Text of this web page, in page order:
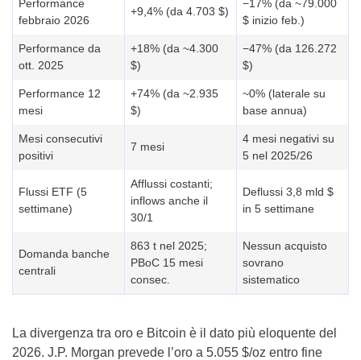
Performance
febbraio 2026
+9,4% (da 4.703 $)
−17% (da ~79.000
$ inizio feb.)
Performance da
ott. 2025
+18% (da ~4.300
$)
−47% (da 126.272
$)
Performance 12
mesi
+74% (da ~2.935
$)
~0% (laterale su
base annua)
Mesi consecutivi
positivi
7 mesi
4 mesi negativi su
5 nel 2025/26
Flussi ETF (5
settimane)
Afflussi costanti;
inflows anche il
30/1
Deflussi 3,8 mld $
in 5 settimane
Domanda banche
centrali
863 t nel 2025;
PBoC 15 mesi
consec.
Nessun acquisto
sovrano
sistematico
La divergenza tra oro e Bitcoin è il dato più eloquente del
2026. J.P. Morgan prevede l’oro a 5.055 $/oz entro fine